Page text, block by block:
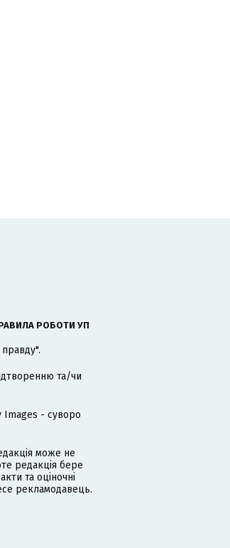
РОБОТИ УП
та/чи
Images - суворо
може не
редакція бере
та оціночні
рекламодавець.